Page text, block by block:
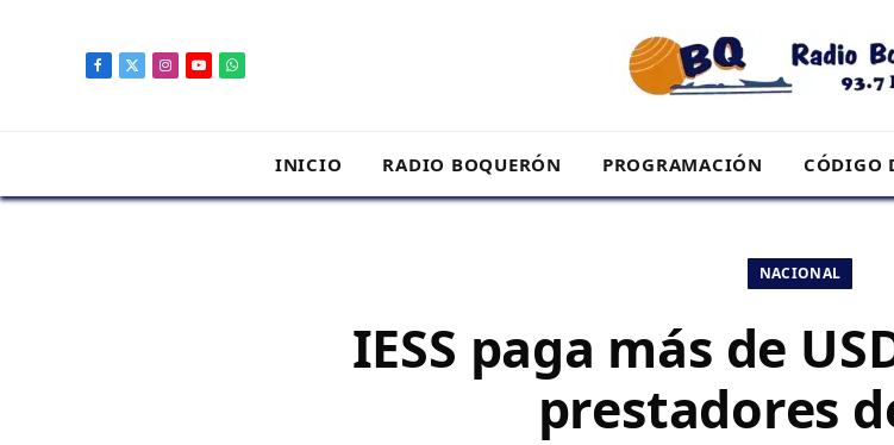
Facebook
X
Instagram
YouTubeWhatsApp
INICIO RADIO BOQUERÓN PROGRAMACIÓN CÓDIGO
NACIONAL
IESS paga más de
prestadores